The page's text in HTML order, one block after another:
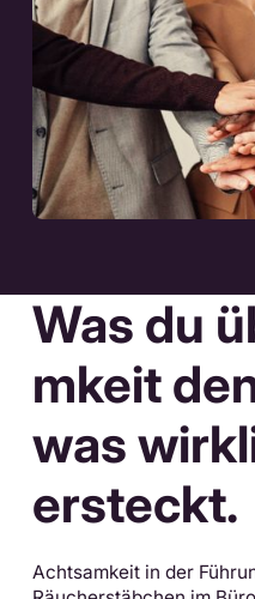
Was du
mkeit
was
ersteckt.
Achtsamkeit in der